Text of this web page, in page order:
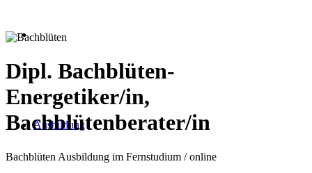
Ausbildung
Dipl. Bachblüten-
Energetiker/in,
Bachblütenberater/in
Bachblüten Ausbildung im Fernstudium / online